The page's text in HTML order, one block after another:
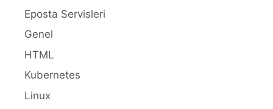
Eposta Servisleri
Genel
HTML
Kubernetes
Linux